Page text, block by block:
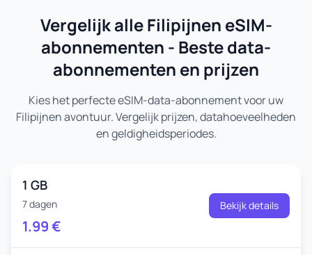
Vergelijk alle Filipijnen eSIM-
abonnementen - Beste data-
abonnementen en prijzen
Kies het perfecte eSIM-data-abonnement voor uw
Filipijnen avontuur. Vergelijk prijzen, datahoeveelheden
en geldigheidsperiodes.
1 GB
7 dagen
1.99€
Bekijk details